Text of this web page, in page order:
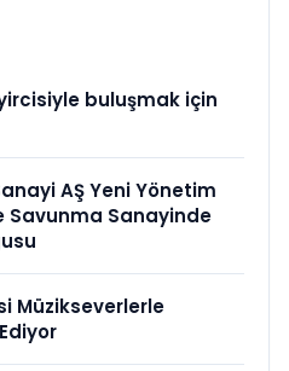
buluşmak için
AŞ Yeni Yönetim
Savunma Sanayinde
Müzikseverlerle